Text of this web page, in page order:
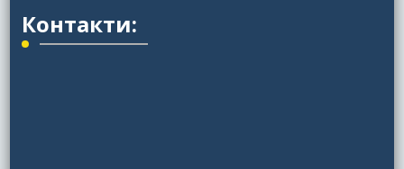
Контакти: